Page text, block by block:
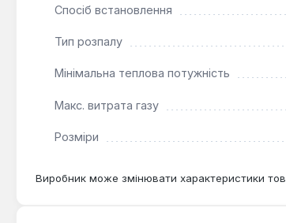
Спосіб встановлення
Тип розпалу
Мінімальна теплова потужність
Макс. витрата газу
Розміри
Виробник може змінювати характеристики